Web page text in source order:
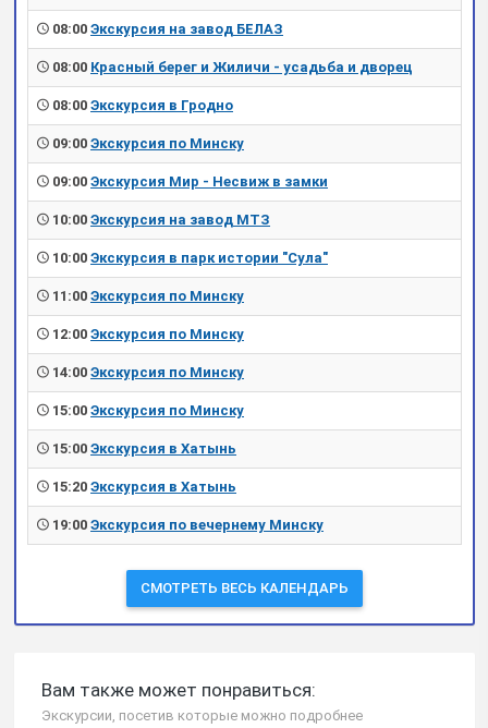
08:00 Экскурсия на завод БЕЛАЗ
08:00 Красный берег и Жиличи - усадьба и дворец
08:00 Экскурсия в Гродно
09:00 Экскурсия по Минску
09:00 Экскурсия Мир - Несвиж в замки
10:00 Экскурсия на завод МТЗ
10:00 Экскурсия в парк истории "Сула"
11:00 Экскурсия по Минску
12:00 Экскурсия по Минску
14:00 Экскурсия по Минску
15:00 Экскурсия по Минску
15:00 Экскурсия в Хатынь
15:20 Экскурсия в Хатынь
19:00 Экскурсия по вечернему Минску
СМОТРЕТЬ ВЕСЬ КАЛЕНДАРЬ
Вам также может понравиться:
Экскурсии, посетив которые можно подробнее